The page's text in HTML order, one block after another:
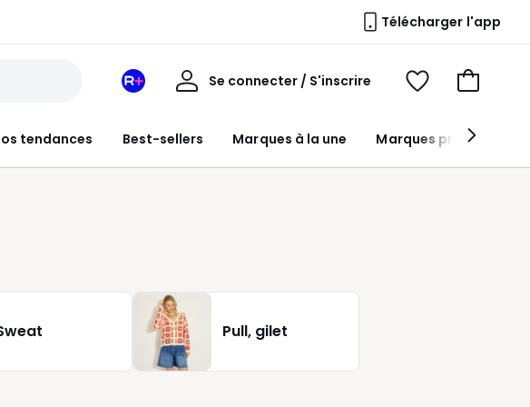
Télécharger l'app
tendances Best-sellers Marques à la une Marques premium
Mon
Redoute
Se connecter / S'inscrire
Mon
Voir
Voir
panier
Pull, gilet